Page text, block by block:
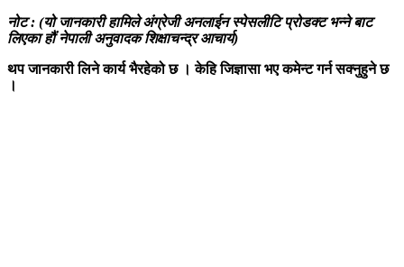
नोट : (यो जानकारी हामिले अंग्रेजी अनलाईन स्पेसलीटि प्रोडक्ट भन्ने बाट
लिएका हौं नेपाली अनुवादक शिक्षाचन्द्र आचार्य)
थप जानकारी लिने कार्य भैरहेको छ । केहि जिज्ञासा भए कमेन्ट गर्न सक्नुहुने छ
।